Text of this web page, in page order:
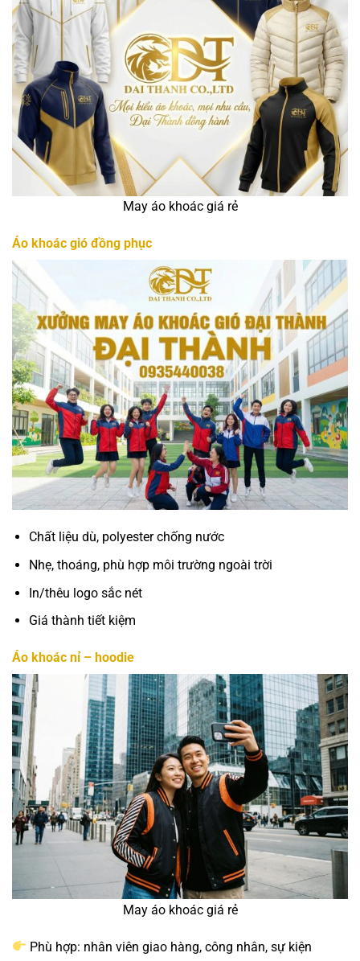
May áo khoác giá rẻ
Áo khoác gió đồng phục
Chất liệu dù, polyester chống nước
Nhẹ, thoáng, phù hợp môi trường ngoài trời
In/thêu logo sắc nét
Giá thành tiết kiệm
Áo khoác nỉ – hoodie
May áo khoác giá rẻ
Phù hợp: nhân viên giao hàng, công nhân, sự kiện